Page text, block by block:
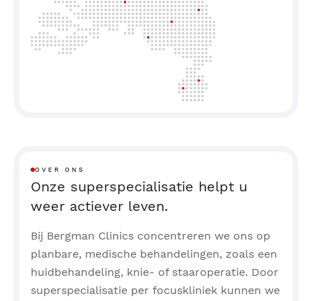
OVER ONS
Onze superspecialisatie helpt u
weer actiever leven.
Bij Bergman Clinics concentreren we ons op
planbare, medische behandelingen, zoals een
huidbehandeling, knie- of staaroperatie. Door
superspecialisatie per focuskliniek kunnen we